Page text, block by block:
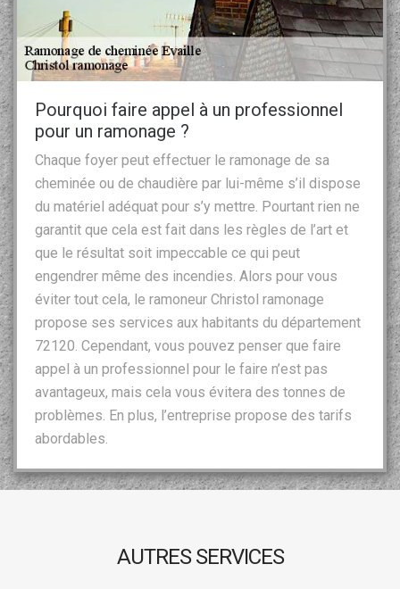
Pourquoi faire appel à un professionnel
pour un ramonage ?
Chaque foyer peut effectuer le ramonage de sa
cheminée ou de chaudière par lui-même s’il dispose
du matériel adéquat pour s’y mettre. Pourtant rien ne
garantit que cela est fait dans les règles de l’art et
que le résultat soit impeccable ce qui peut
engendrer même des incendies. Alors pour vous
éviter tout cela, le ramoneur Christol ramonage
propose ses services aux habitants du département
72120. Cependant, vous pouvez penser que faire
appel à un professionnel pour le faire n’est pas
avantageux, mais cela vous évitera des tonnes de
problèmes. En plus, l’entreprise propose des tarifs
abordables.
AUTRES SERVICES